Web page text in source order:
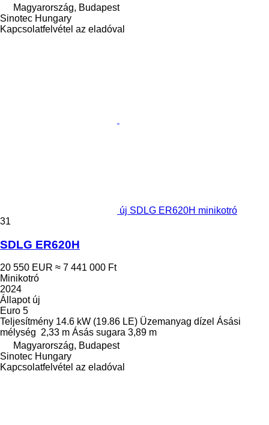
Magyarország, Budapest
Sinotec Hungary
Kapcsolatfelvétel az eladóval
új SDLG ER620H minikotró
31
SDLG ER620H
20 550 EUR ≈ 7 441 000 Ft
Minikotró
2024
Állapotúj
Euro 5
Teljesítmény 14.6 kW (19.86 LE) Üzemanyag dízel Ásási
mélység 2,33 m Ásás sugara 3,89 m
Magyarország, Budapest
Sinotec Hungary
Kapcsolatfelvétel az eladóval